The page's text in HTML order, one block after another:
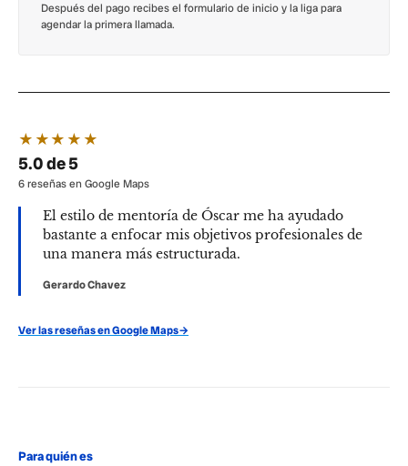
Después del pago recibes el formulario de inicio y la liga para
agendar la primera llamada.
★★★★★
5.0 de 5
6 reseñas en Google Maps
El estilo de mentoría de Óscar me ha ayudado
bastante a enfocar mis objetivos profesionales de
una manera más estructurada.
Gerardo Chavez
Ver las reseñas en Google Maps→
Para quién es